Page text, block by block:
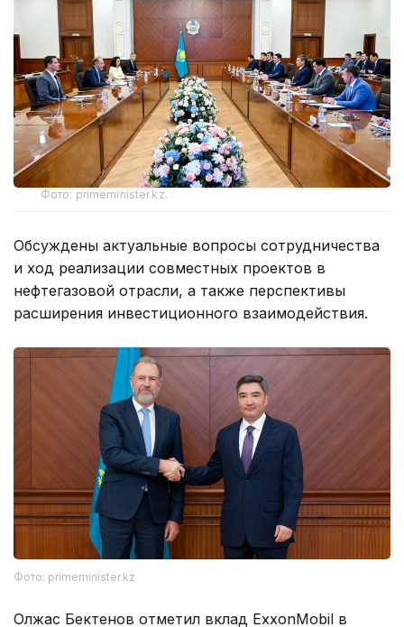
Фото: primeminister.kz.
Обсуждены актуальные вопросы сотрудничества
и ход реализации совместных проектов в
нефтегазовой отрасли, а также перспективы
расширения инвестиционного взаимодействия.
Фото: primeminister.kz
Олжас Бектенов отметил вклад ExxonMobil в